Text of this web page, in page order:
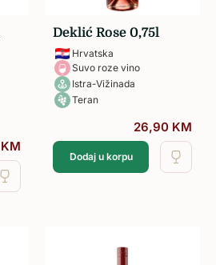
KM
Deklić Rose 0,75l
Hrvatska
Suvo roze vino
Istra-Vižinada
Teran
26,90 KM
Dodaj u korpu